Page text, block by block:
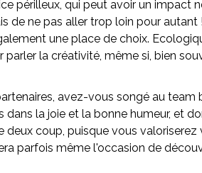
périlleux, qui peut avoir un impact
ne pas aller trop loin pour autant
une place de choix.
la créativité, même si, bien
avez-vous songé au
la joie et la bonne humeur, et
coup, puisque vous
parfois même l'occasion de